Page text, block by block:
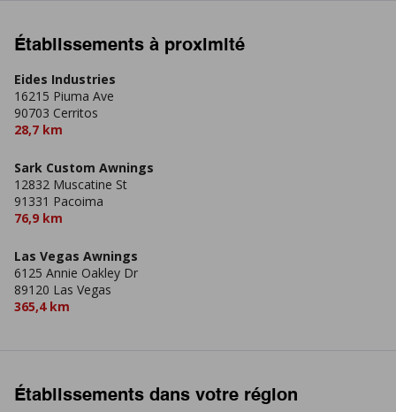
Établissements à proximité
Eides Industries
16215 Piuma Ave
90703 Cerritos
28,7 km
Sark Custom Awnings
12832 Muscatine St
91331 Pacoima
76,9 km
Las Vegas Awnings
6125 Annie Oakley Dr
89120 Las Vegas
365,4 km
Établissements dans votre région